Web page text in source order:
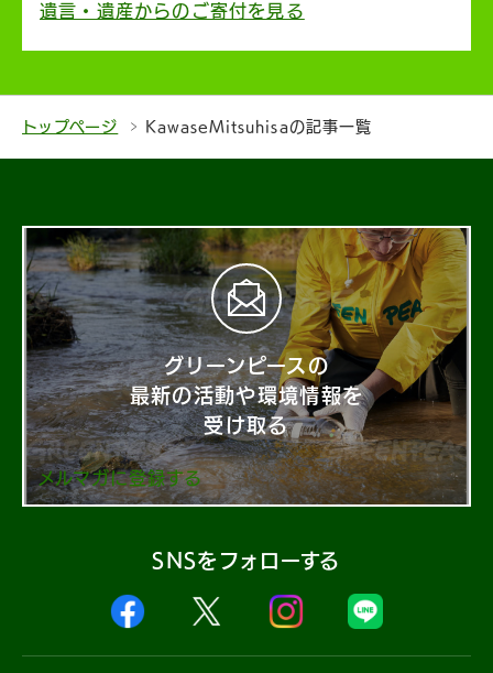
遺言・遺産からのご寄付を見る
トップページ KawaseMitsuhisaの記事一覧
グリーンピースの
最新の活動や環境情報を
受け取る
メルマガに登録する
SNSをフォローする